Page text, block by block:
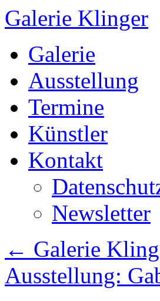
Galerie Klinger
Springe
zum
Galerie
Ausstellung
Termine
Künstler
Kontakt
Newsletter
← Galerie
Ausstellung: